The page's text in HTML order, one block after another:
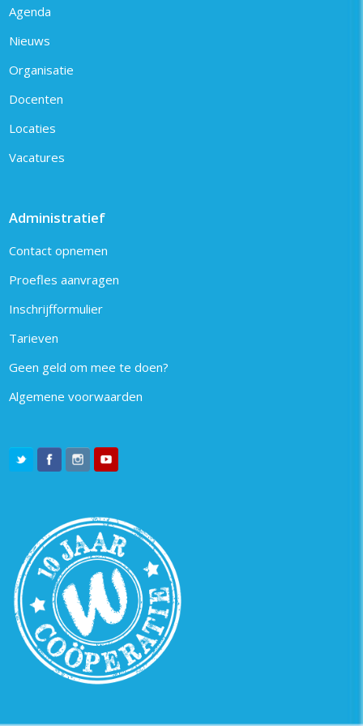
Agenda
Nieuws
Organisatie
Docenten
Locaties
Vacatures
Administratief
Contact opnemen
Proefles aanvragen
Inschrijfformulier
Tarieven
Geen geld om mee te doen?
Algemene voorwaarden